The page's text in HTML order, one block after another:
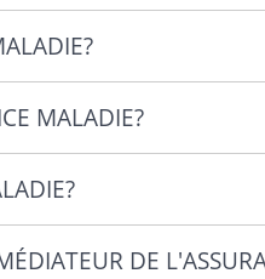
MALADIE?
DE